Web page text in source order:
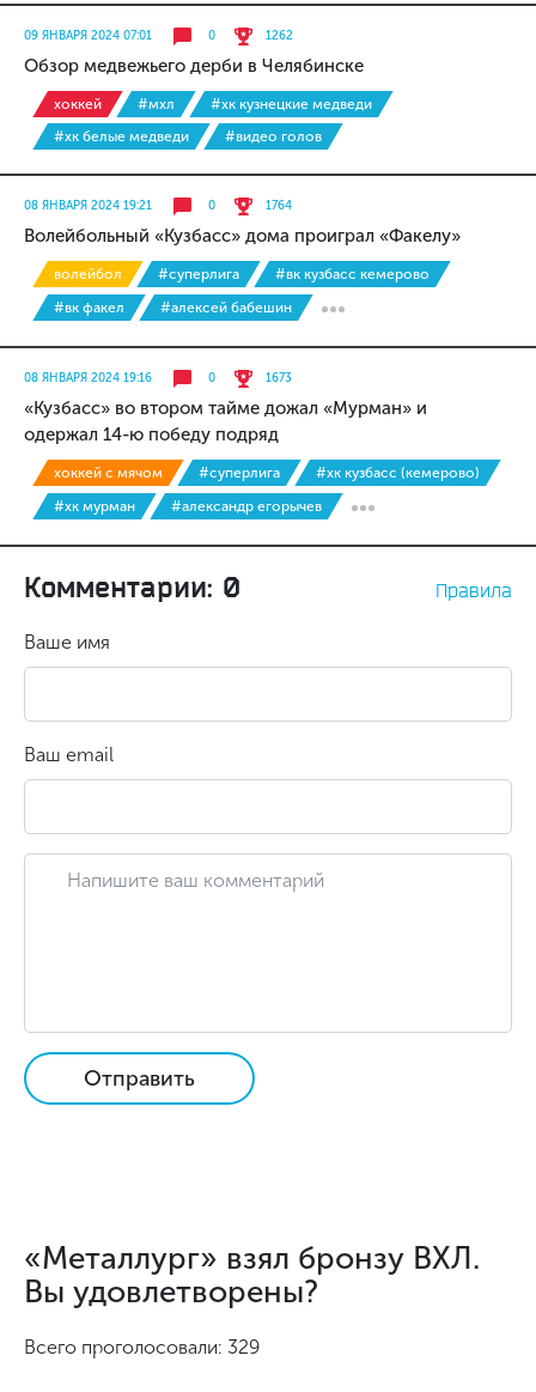
09 ЯНВАРЯ 2024 07:01 0 1262
Обзор медвежьего дерби в Челябинске
хоккей #мхл
#хк кузнецкие медведи
#хк белые медведи
#видео голов
08 ЯНВАРЯ 2024 19:21 0 1764
Волейбольный «Кузбасс» дома проиграл «Факелу»
волейбол #суперлига
#вк кузбасс кемерово
#вк факел
#алексей бабешин
08 ЯНВАРЯ 2024 19:16 0 1673
«Кузбасс» во втором тайме дожал «Мурман» и
одержал 14-ю победу подряд
хоккей с мячом #суперлига
#хк кузбасс (кемерово)
#хк мурман
#александр егорычев
Комментарии: 0 Правила
Ваше имя
Ваш email
Отправить
«Металлург» взял бронзу ВХЛ.
Вы удовлетворены?
Всего проголосовали: 329